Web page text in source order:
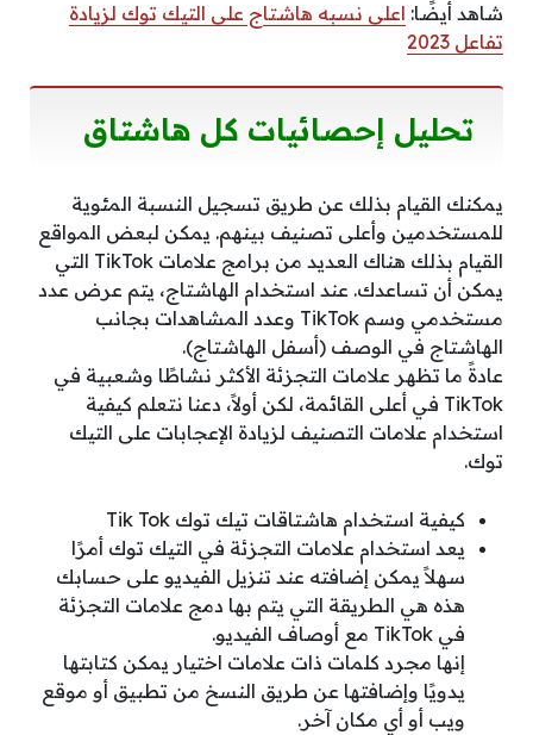
شاهد أيضًا: اعلى نسبه هاشتاج على التيك توك لزيادة
تفاعل 2023
تحليل إحصائيات كل هاشتاق
يمكنك القيام بذلك عن طريق تسجيل النسبة المئوية
للمستخدمين وأعلى تصنيف بينهم. يمكن لبعض المواقع
القيام بذلك هناك العديد من برامج علامات TikTok التي
يمكن أن تساعدك. عند استخدام الهاشتاج، يتم عرض عدد
مستخدمي وسم TikTok وعدد المشاهدات بجانب
الهاشتاج في الوصف (أسفل الهاشتاج).
عادةً ما تظهر علامات التجزئة الأكثر نشاطًا وشعبية في
TikTok في أعلى القائمة، لكن أولاً، دعنا نتعلم كيفية
استخدام علامات التصنيف لزيادة الإعجابات على التيك
توك.
كيفية استخدام هاشتاقات تيك توك Tik Tok
يعد استخدام علامات التجزئة في التيك توك أمرًا
سهلاً يمكن إضافته عند تنزيل الفيديو على حسابك
هذه هي الطريقة التي يتم بها دمج علامات التجزئة
في TikTok مع أوصاف الفيديو.
إنها مجرد كلمات ذات علامات اختيار يمكن كتابتها
يدويًا وإضافتها عن طريق النسخ من تطبيق أو موقع
ويب أو أي مكان آخر.